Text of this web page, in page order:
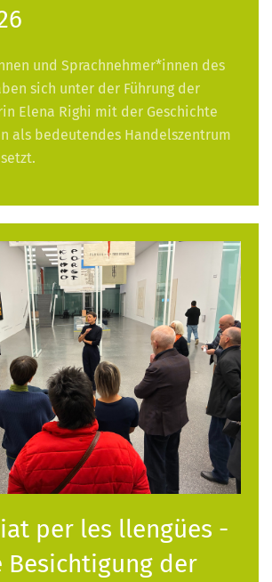
und Sprachnehmer*innen des
sich unter der Führung der
Elena Righi mit der Geschichte
als bedeutendes Handelszentrum
per les llengües -
Besichtigung der